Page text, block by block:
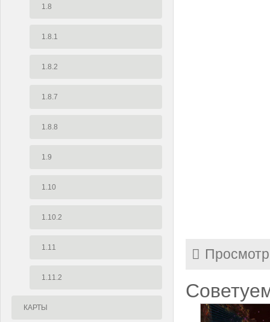
1.8
1.8.1
1.8.2
1.8.7
1.8.8
1.9
1.10
1.10.2
1.11
1.11.2
КАРТЫ